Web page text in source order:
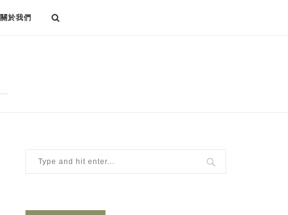
關於我們